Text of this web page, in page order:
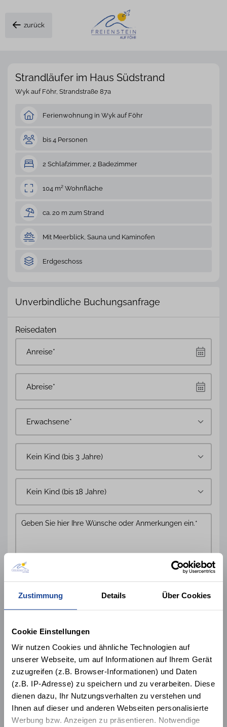
Zustimmung Details Über Cookies
Cookie Einstellungen
Wir nutzen Cookies und ähnliche Technologien auf
unserer Webseite, um auf Informationen auf Ihrem Gerät
zuzugreifen (z.B. Browser-Informationen) und Daten
(z.B. IP-Adresse) zu speichern und zu verarbeiten. Diese
dienen dazu, Ihr Nutzungsverhalten zu verstehen und
Ihnen auf dieser und anderen Webseiten personalisierte
Werbung bzw. Anzeigen zu präsentieren. Notwendige
zurück
Strandläufer im Haus Südstrand
Wyk auf Föhr, Strandstraße 87a
Ferienwohnung in Wyk auf Föhr
bis 4 Personen
2 Schlafzimmer, 2 Badezimmer
104 m² Wohnfläche
ca. 20 m zum Strand
Mit Meerblick, Sauna und Kaminofen
Erdgeschoss
Unverbindliche Buchungsanfrage
Reisedaten
Kontaktdaten